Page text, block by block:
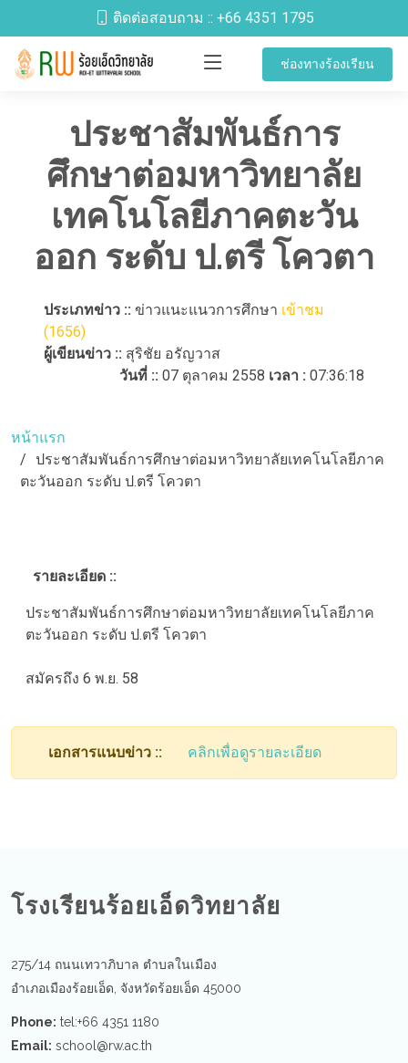
ติดต่อสอบถาม :: +66 4351 1795
ช่องทางร้องเรียน
ประชาสัมพันธ์การ
ศึกษาต่อมหาวิทยาลัย
เทคโนโลยีภาคตะวัน
ออก ระดับ ป.ตรี โควตา
ประเภทข่าว :: ข่าวแนะแนวการศึกษา เข้าชม
(1656)
ผู้เขียนข่าว :: สุริชัย อรัญวาส
วันที่ :: 07 ตุลาคม 2558 เวลา : 07:36:18
หน้าแรก
ประชาสัมพันธ์การศึกษาต่อมหาวิทยาลัยเทคโนโลยีภาค
ตะวันออก ระดับ ป.ตรี โควตา
รายละเอียด ::
ประชาสัมพันธ์การศึกษาต่อมหาวิทยาลัยเทคโนโลยีภาค
ตะวันออก ระดับ ป.ตรี โควตา
สมัครถึง 6 พ.ย. 58
เอกสารแนบข่าว :: คลิกเพื่อดูรายละเอียด
โรงเรียนร้อยเอ็ดวิทยาลัย
275/14 ถนนเทวาภิบาล ตำบลในเมือง
อำเภอเมืองร้อยเอ็ด, จังหวัดร้อยเอ็ด 45000
Phone: tel:+66 4351 1180
Email: school@rw.ac.th